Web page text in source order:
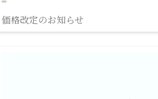
価格改定のお知らせ